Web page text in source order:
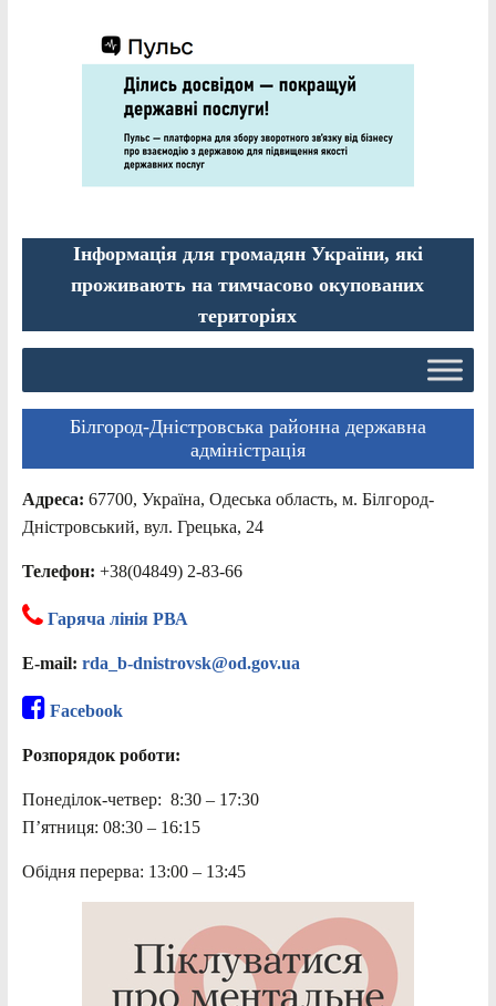
Інформація для громадян України, які
проживають на тимчасово окупованих
територіях
Білгород-Дністровська районна державна
адміністрація
Адреса: 67700, Україна, Одеська область, м. Білгород-
Дністровський, вул. Грецька, 24
Телефон: +38(04849) 2-83-66
Гаряча лінія РВА
E-mail: rda_b-dnistrovsk@od.gov.ua
Facebook
Розпорядок роботи:
Понеділок-четвер: 8:30 – 17:30
П’ятниця: 08:30 – 16:15
Обідня перерва: 13:00 – 13:45